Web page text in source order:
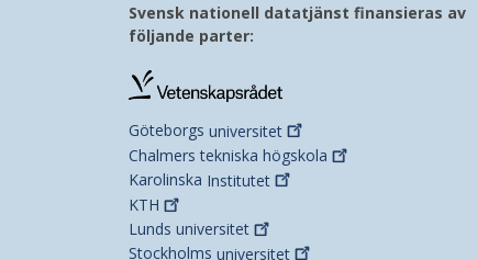
Svensk nationell datatjänst finansieras av
följande parter:
Göteborgs universitet
Chalmers tekniska högskola
Karolinska Institutet
KTH
Lunds universitet
Stockholms universitet